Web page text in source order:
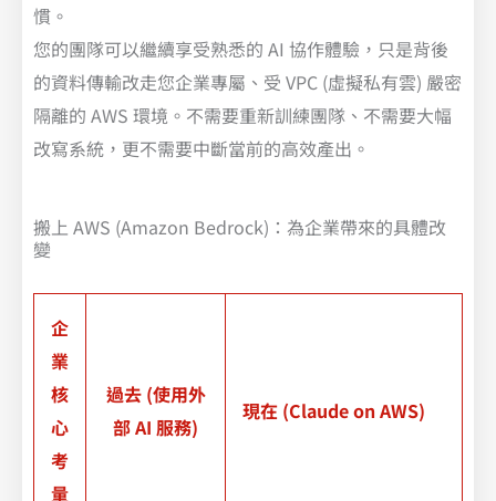
慣。
您的團隊可以繼續享受熟悉的 AI 協作體驗，只是背後
的資料傳輸改走您企業專屬、受 VPC (虛擬私有雲) 嚴密
隔離的 AWS 環境。不需要重新訓練團隊、不需要大幅
改寫系統，更不需要中斷當前的高效產出。
搬上 AWS (Amazon Bedrock)：為企業帶來的具體改
變
企
業
核
心
考
量
過去 (使用外
部 AI 服務)
現在 (Claude on AWS)